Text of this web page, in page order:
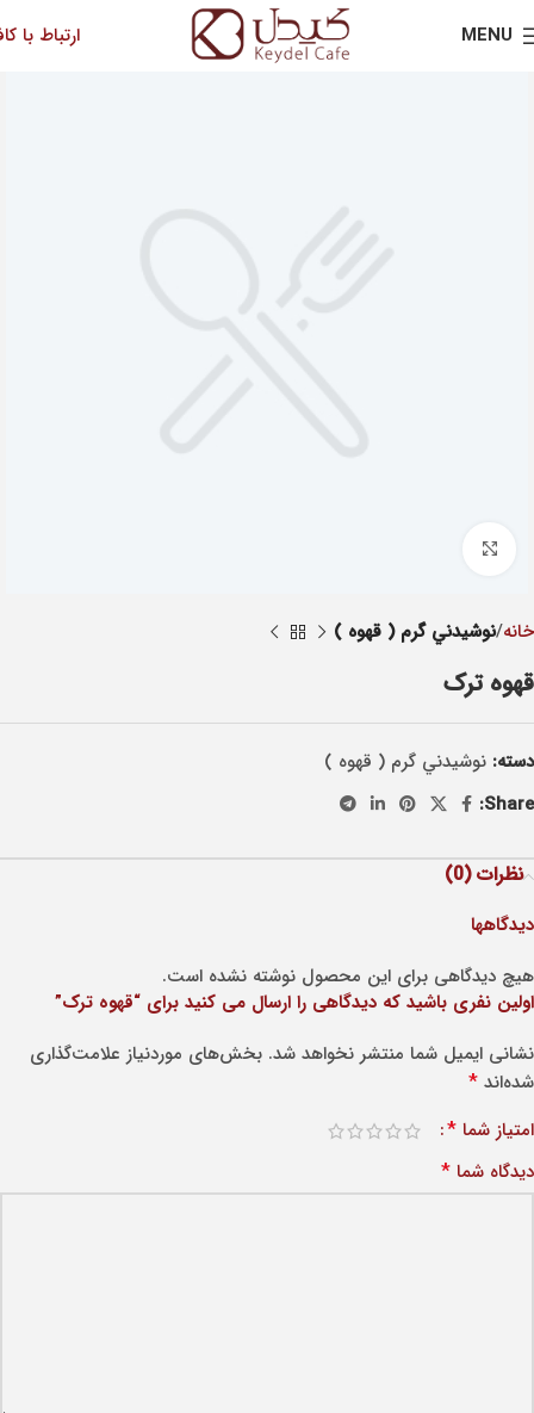
MENU ارتباط با
خانه نوشيدني گرم ( قهوه )
قهوه ترک
دسته: نوشيدني گرم ( قهوه )
Share:
نظرات (0)
دیدگاهها
هیچ دیدگاهی برای این محصول نوشته نشده است.
اولین نفری باشید که دیدگاهی را ارسال می کنید برای “قهوه ترک”
نشانی ایمیل شما منتشر نخواهد شد. بخش‌های موردنیاز علامت‌گذاری
شده‌اند *
امتیاز شما *
دیدگاه شما *